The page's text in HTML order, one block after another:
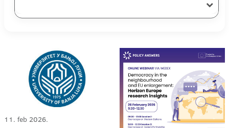
11. feb 2026.